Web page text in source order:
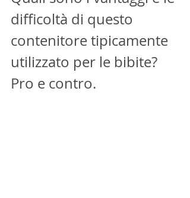
difficoltà di questo
contenitore tipicamente
utilizzato per le bibite?
Pro e contro.